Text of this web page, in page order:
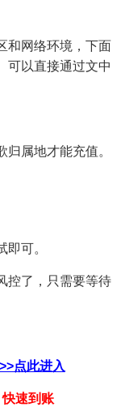
和网络环境，下面
可以直接通过文中
属地才能充值。
可。
控了，只需要等待
点此进入
快速到账